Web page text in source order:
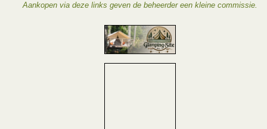
Aankopen via deze links geven de beheerder een kleine commissie.